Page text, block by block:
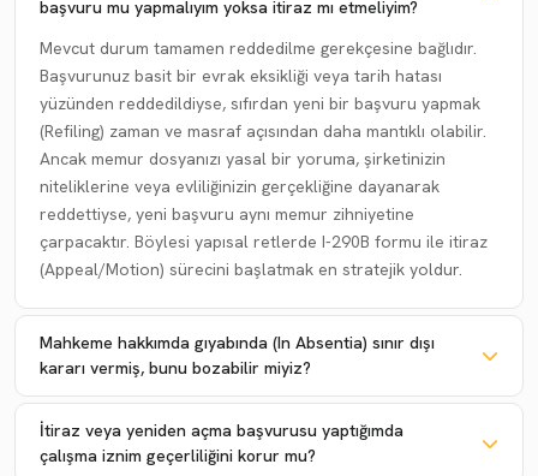
başvuru mu yapmalıyım yoksa itiraz mı etmeliyim?
Mevcut durum tamamen reddedilme gerekçesine bağlıdır.
Başvurunuz basit bir evrak eksikliği veya tarih hatası
yüzünden reddedildiyse, sıfırdan yeni bir başvuru yapmak
(Refiling) zaman ve masraf açısından daha mantıklı olabilir.
Ancak memur dosyanızı yasal bir yoruma, şirketinizin
niteliklerine veya evliliğinizin gerçekliğine dayanarak
reddettiyse, yeni başvuru aynı memur zihniyetine
çarpacaktır. Böylesi yapısal retlerde I-290B formu ile itiraz
(Appeal/Motion) sürecini başlatmak en stratejik yoldur.
Mahkeme hakkımda gıyabında (In Absentia) sınır dışı
kararı vermiş, bunu bozabilir miyiz?
İtiraz veya yeniden açma başvurusu yaptığımda
çalışma iznim geçerliliğini korur mu?